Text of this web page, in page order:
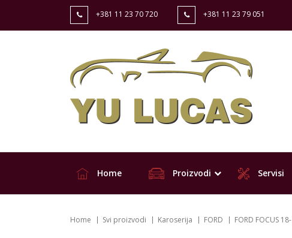
+381 11 23 70 720 +381 11 23 79 051
Home Proizvodi Servisi
Home Svi proizvodi Karoserija FORD FORD FOCUS 18-